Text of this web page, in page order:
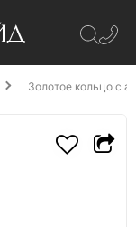
Золотое кольцо с